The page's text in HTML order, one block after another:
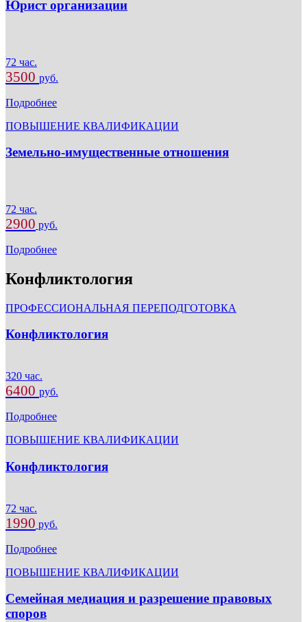
Юрист организации
72 час.
3500 руб.
Подробнее
ПОВЫШЕНИЕ КВАЛИФИКАЦИИ
Земельно-имущественные отношения
72 час.
2900 руб.
Подробнее
Конфликтология
ПРОФЕССИОНАЛЬНАЯ ПЕРЕПОДГОТОВКА
Конфликтология
320 час.
6400 руб.
Подробнее
ПОВЫШЕНИЕ КВАЛИФИКАЦИИ
Конфликтология
72 час.
1990 руб.
Подробнее
ПОВЫШЕНИЕ КВАЛИФИКАЦИИ
Семейная медиация и разрешение правовых
споров